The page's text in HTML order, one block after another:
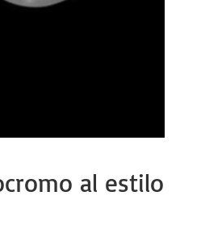
al estilo